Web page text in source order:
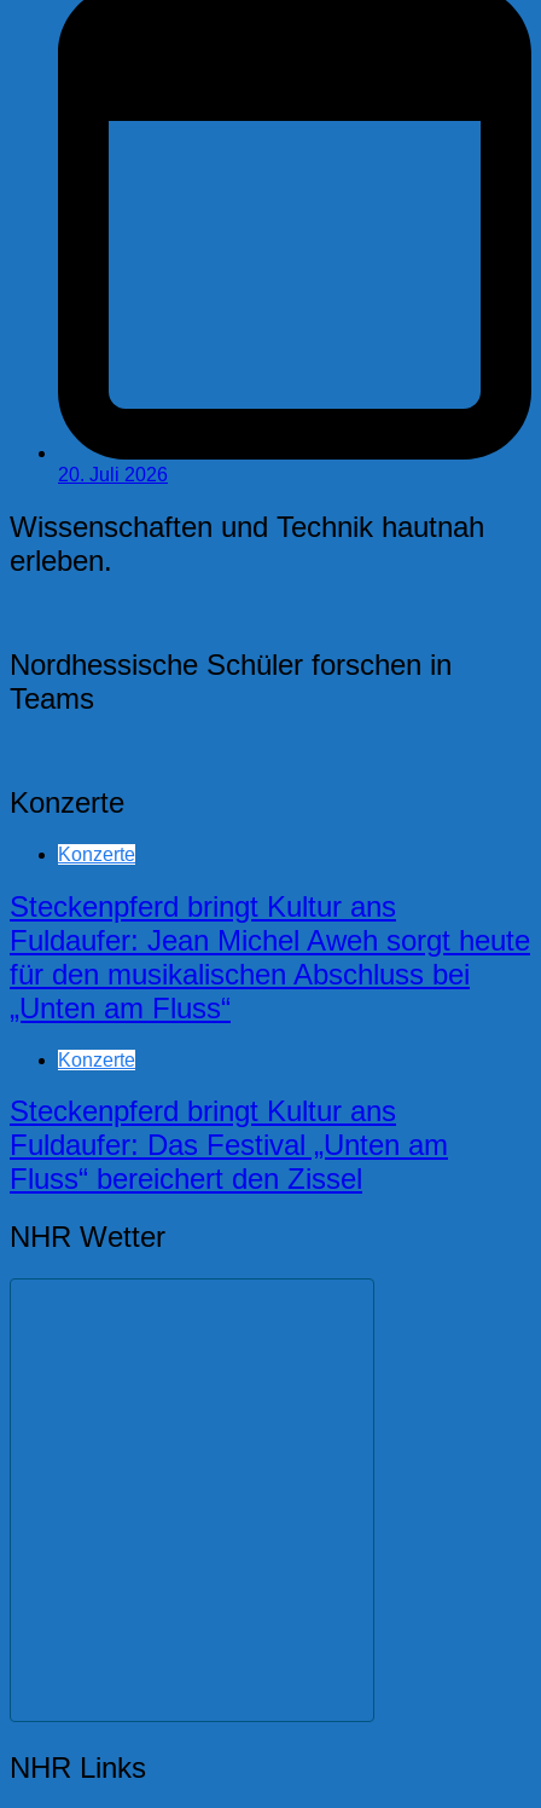
20. Juli 2026
Wissenschaften und Technik hautnah
erleben.
Nordhessische Schüler forschen in
Teams
Konzerte
Konzerte
Steckenpferd bringt Kultur ans
Fuldaufer: Jean Michel Aweh sorgt heute
für den musikalischen Abschluss bei
„Unten am Fluss“
Konzerte
Steckenpferd bringt Kultur ans
Fuldaufer: Das Festival „Unten am
Fluss“ bereichert den Zissel
NHR Wetter
NHR Links